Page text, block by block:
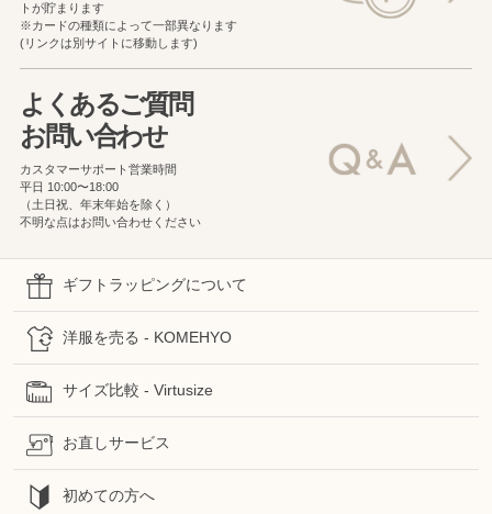
トが貯まります
※カードの種類によって一部異なります
(リンクは別サイトに移動します)
よくあるご質問
お問い合わせ
カスタマーサポート営業時間
平日 10:00〜18:00
（土日祝、年末年始を除く）
不明な点はお問い合わせください
ギフトラッピングについて
洋服を売る - KOMEHYO
サイズ比較 - Virtusize
お直しサービス
初めての方へ